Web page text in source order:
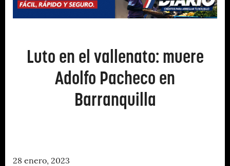
Luto en el vallenato: muere
Adolfo Pacheco en
Barranquilla
28 enero, 2023